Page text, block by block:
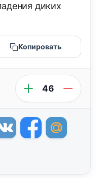
диких
Копировать
46